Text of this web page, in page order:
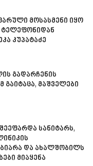
მოსასმენი იყო
ტელეფონიდან
კუპატაძე
გადარჩენის
გაიტაცა, მაშველები
სანიტარს,
და ახალშობილს
მიაყენა